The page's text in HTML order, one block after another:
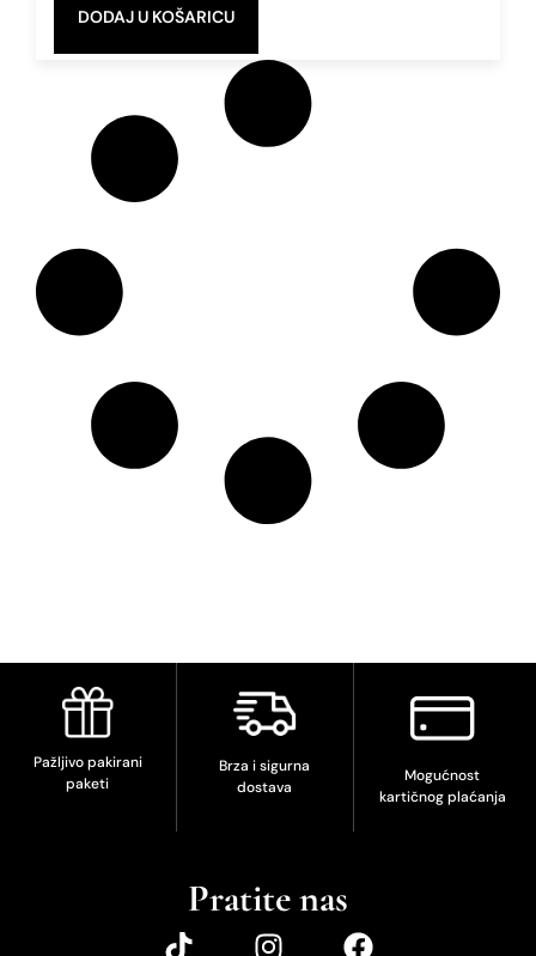
DODAJ U KOŠARICU
Pažljivo pakirani
paketi
Brza i sigurna
dostava
Mogućnost
kartičnog plaćanja
Pratite nas